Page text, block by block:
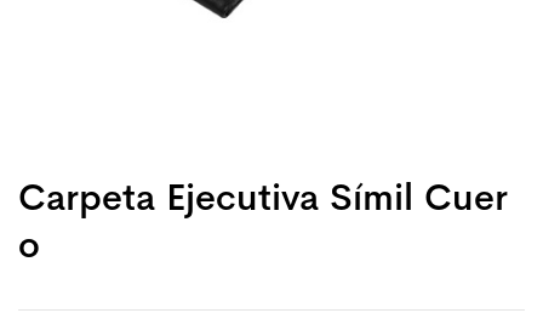
Carpeta Ejecutiva Símil Cuer
O